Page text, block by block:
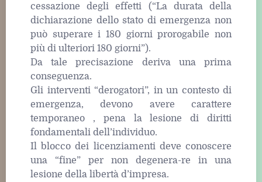
cessazione degli effetti (“La durata della
dichiarazione dello stato di emergenza non
può superare i 180 giorni prorogabile non
più di ulteriori 180 giorni”).
Da tale precisazione deriva una prima
conseguenza.
Gli interventi “derogatori”, in un contesto di
emergenza, devono avere carattere
temporaneo , pena la lesione di diritti
fondamentali dell’individuo.
Il blocco dei licenziamenti deve conoscere
una “fine” per non degenera-re in una
lesione della libertà d’impresa.